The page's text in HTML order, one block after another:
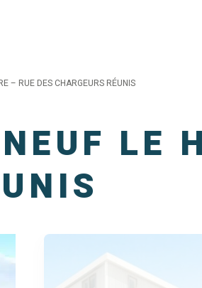
– RUE DES CHARGEURS RÉUNIS
LE